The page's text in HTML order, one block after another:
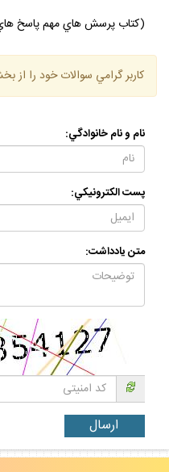
(كتاب پرسش هاي مهم پاسخ هاي
كاربر گرامي سوالات خود را از
نام و نام خانوادگي:
پست الكترونيكي:
متن يادداشت: